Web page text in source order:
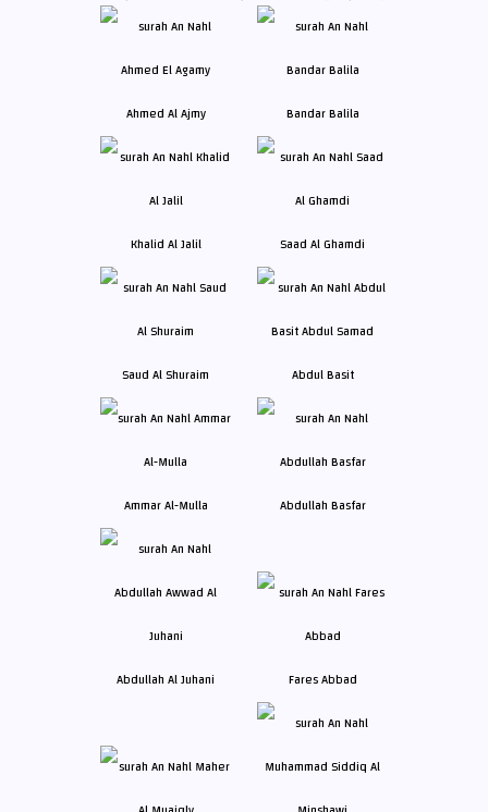
Ahmed Al Ajmy Bandar Balila
Khalid Al Jalil Saad Al Ghamdi
Saud Al Shuraim Abdul Basit
Ammar Al-Mulla Abdullah Basfar
Abdullah Al Juhani Fares Abbad